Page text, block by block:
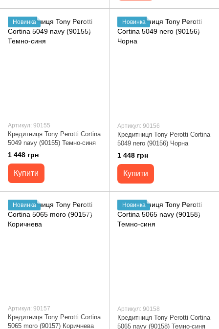
Новинка
Артикул: 90155
Кредитниця Tony Perotti Cortina
5049 navy (90155) Темно-синя
1 448 грн
Купити
Новинка
Артикул: 90156
Кредитниця Tony Perotti Cortina
5049 nero (90156) Чорна
1 448 грн
Купити
Новинка
Артикул: 90157
Кредитниця Tony Perotti Cortina
5065 moro (90157) Коричнева
Новинка
Артикул: 90158
Кредитниця Tony Perotti Cortina
5065 navy (90158) Темно-синя